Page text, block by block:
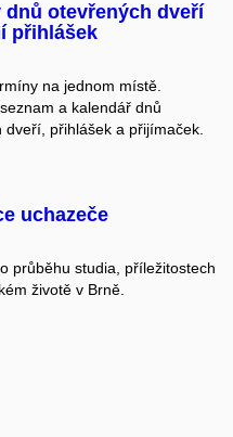
dnů otevřených dveří
přihlášek
na jednom místě.
a kalendář dnů
dveří, přihlášek a přijímaček.
uchazeče
průběhu studia, příležitostech
životě v Brně.